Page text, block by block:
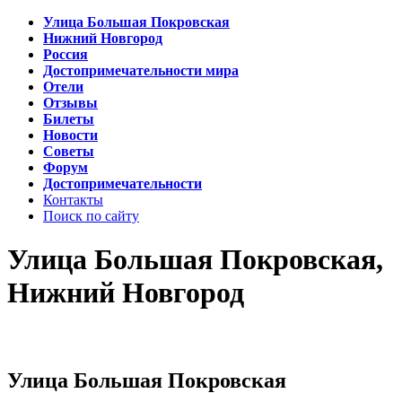
Улица Большая Покровская
Нижний Новгород
Россия
Достопримечательности мира
Отели
Отзывы
Билеты
Новости
Советы
Форум
Достопримечательности
Контакты
Поиск по сайту
Улица Большая Покровская,
Нижний Новгород
Улица Большая Покровская